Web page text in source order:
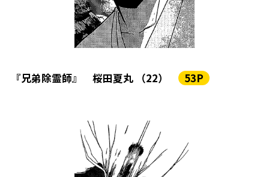
『兄弟除霊師』 桜田夏丸 （22） 53P